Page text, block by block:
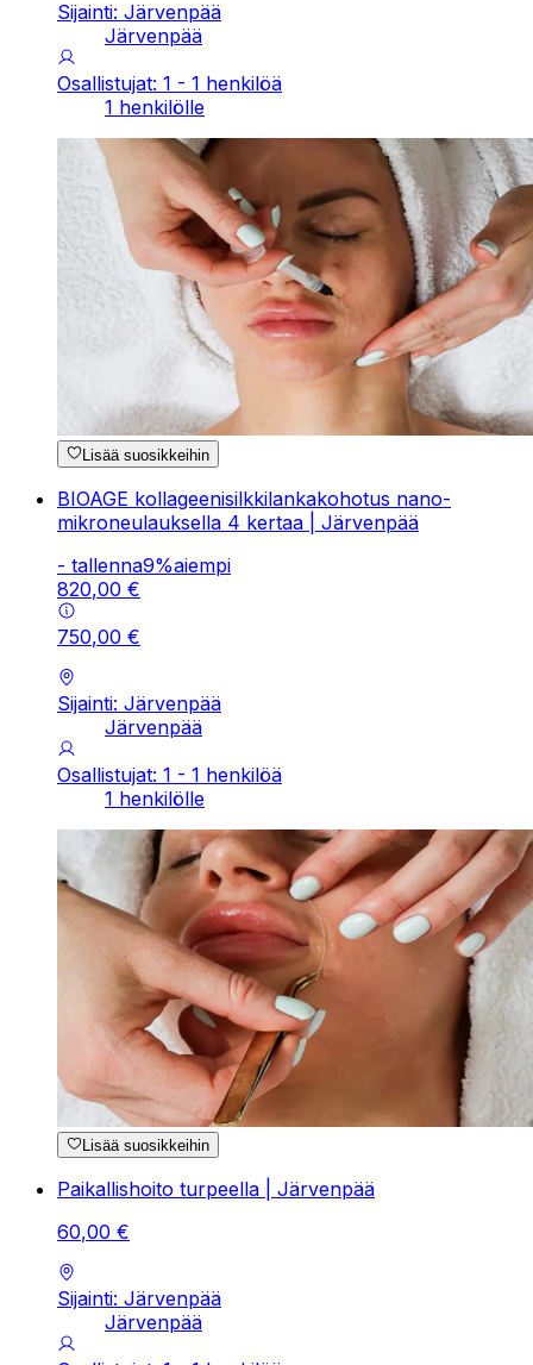
Sijainti: Järvenpää
Järvenpää
Osallistujat: 1 - 1 henkilöä
1 henkilölle
Lisää suosikkeihin
BIOAGE kollageenisilkkilankakohotus nano-
mikroneulauksella 4 kertaa | Järvenpää
- tallenna9%aiempi
820,00 €
750,00 €
Sijainti: Järvenpää
Järvenpää
Osallistujat: 1 - 1 henkilöä
1 henkilölle
Lisää suosikkeihin
Paikallishoito turpeella | Järvenpää
60,00 €
Sijainti: Järvenpää
Järvenpää